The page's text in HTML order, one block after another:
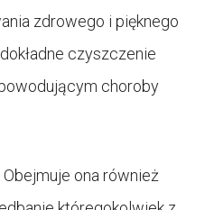
zdrowego i pięknego
czyszczenie
choroby
ona również